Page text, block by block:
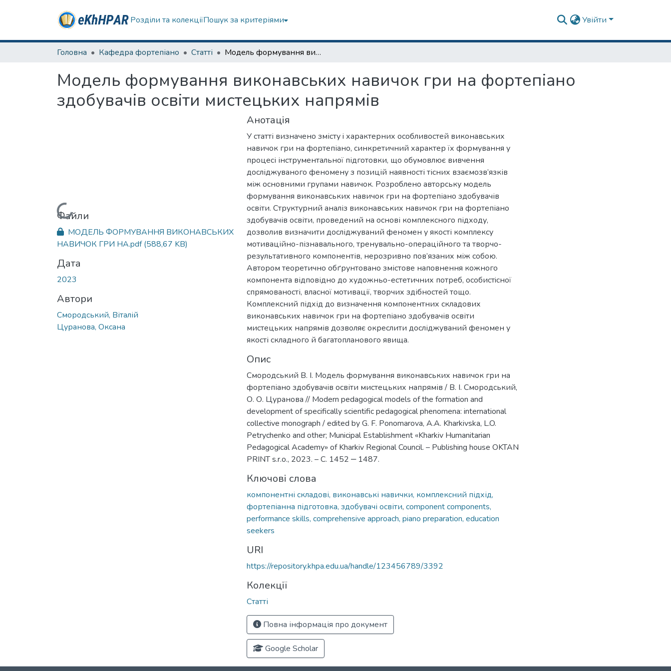
Розділи та колекціїПошук за критеріями Увійти
Головна Кафедра фортепіано Статті Модель формування виконавських навичок гри на фортепіано здобувачів освіти мистецьких напрямів
Модель формування виконавських навичок гри на фортепіано
здобувачів освіти мистецьких напрямів
Вантажиться...
Файли
МОДЕЛЬ ФОРМУВАННЯ ВИКОНАВСЬКИХ
НАВИЧОК ГРИ НА.pdf(588,67 KB)
Дата
2023
Автори
Смородський, Віталій
Цуранова, Оксана
Анотація
У статті визначено змісту i характерних особливостей виконавських
навичок гри на фортепіано, синкретичний характер їх формування у
процесі інструментальної підготовки, що обумовлює вивчення
досліджуваного феномену з позицій наявності тісних взаємозв’язків
між основними групами навичок. Розроблено авторську модель
формування виконавських навичок гри на фортепіано здобувачів
освіти. Структурний аналіз виконавських навичок гри на фортепіано
здобувачів освіти, проведений на основі комплексного підходу,
дозволив визначити досліджуваний феномен у якості комплексу
мотиваційно-пізнавального, тренувально-операційного та творчо-
результативного компонентів, нерозривно пов’язаних між собою.
Автором теоретично обґрунтовано змістове наповнення кожного
компонента відповідно до художньо-естетичних потреб, особистiсної
спрямованості, власної мотивації, творчих здібностей тощо.
Комплексний підхід до визначення компонентних складових
виконавських навичок гри на фортепіано здобувачів освіти
мистецьких напрямів дозволяє окреслити досліджуваний феномен у
якості складного й багатопланового явища.
Опис
Смородський В. І. Модель формування виконавських навичок гри на
фортепіано здобувачів освіти мистецьких напрямів / В. І. Смородський,
О. О. Цуранова // Modern pedagogical models of the formation and
development of specifically scientific pedagogical phenomena: international
collective monograph / edited by G. F. Ponomarova, A.A. Kharkivska, L.O.
Petrychenko and other; Municipal Establishment «Kharkiv Humanitarian
Pedagogical Academy» of Kharkiv Regional Council. – Publishing house OKTAN
PRINT s.r.o., 2023. – С. 1452 ‒ 1487.
Ключові слова
компонентні складові, виконавські навички, комплексний підхід,
фортепіанна підготовка, здобувачі освіти, component components,
performance skills, comprehensive approach, piano preparation, education
seekers
URI
https://repository.khpa.edu.ua/handle/123456789/3392
Колекції
Статті
Повна інформація про документ
Google Scholar